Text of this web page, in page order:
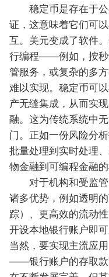
稳定币是存在于
证，这意味着它们可
互。美元变成了软件
行编程——例如，按秒
管服务，或复杂的多
难以实现。稳定币可
产无缝集成，从而实
融。这为传统系统中
门。正如一份风险分
批量处理到实时处理
物金融到可编程金融
对于机构和受监
诸多优势，例如透明
踪）、更高效的流动
开设本地银行账户即
当然，要实现主流应
——银行账户的存取款